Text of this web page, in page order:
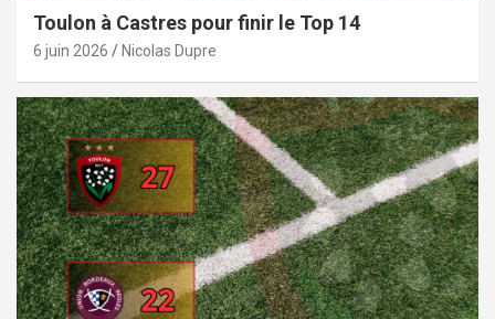
Toulon à Castres pour finir le Top 14
6 juin 2026 Nicolas Dupre